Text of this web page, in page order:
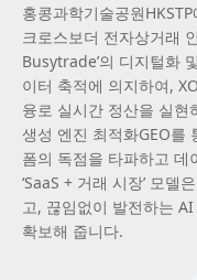
홍콩과학기술공원
크로스보더 전자상거래
Busytrade’의 디지털화
이터 축적에 의지하여,
융로 실시간 정산을 실
생성 엔진 최적화GEO를
폼의 독점을 타파하고
‘SaaS + 거래 시장’ 모
고, 끊임없이 발전하는
확보해 줍니다.